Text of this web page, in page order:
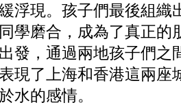
浮現。孩子們最後組織
學磨合，成為了真正的
發，通過兩地孩子們之
現了上海和香港這兩座
水的感情。